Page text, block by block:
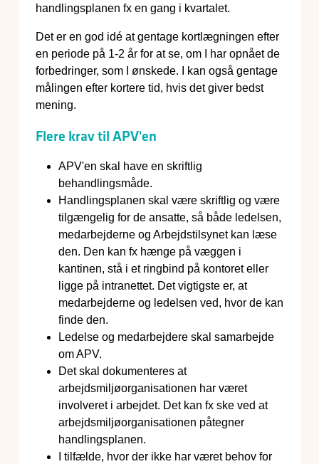
handlingsplanen fx en gang i kvartalet.
Det er en god idé at gentage kortlægningen efter
en periode på 1-2 år for at se, om I har opnået de
forbedringer, som I ønskede. I kan også gentage
målingen efter kortere tid, hvis det giver bedst
mening.
Flere krav til APV'en
APV'en skal have en skriftlig
behandlingsmåde.
Handlingsplanen skal være skriftlig og være
tilgængelig for de ansatte, så både ledelsen,
medarbejderne og Arbejdstilsynet kan læse
den. Den kan fx hænge på væggen i
kantinen, stå i et ringbind på kontoret eller
ligge på intranettet. Det vigtigste er, at
medarbejderne og ledelsen ved, hvor de kan
finde den.
Ledelse og medarbejdere skal samarbejde
om APV.
Det skal dokumenteres at
arbejdsmiljøorganisationen har været
involveret i arbejdet. Det kan fx ske ved at
arbejdsmiljøorganisationen påtegner
handlingsplanen.
I tilfælde, hvor der ikke har været behov for